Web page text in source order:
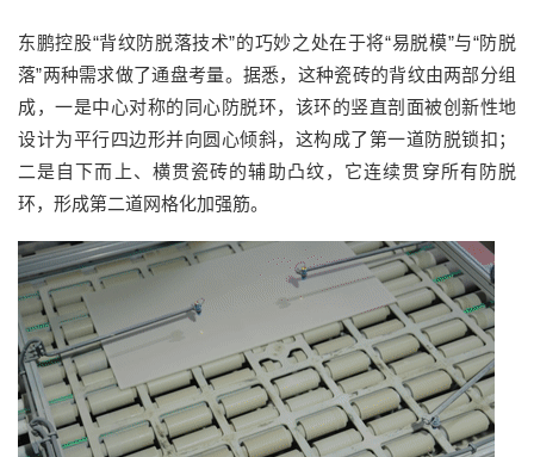
东鹏控股“背纹防脱落技术”的巧妙之处在于将“易脱模”与“防脱
落”两种需求做了通盘考量。 据悉，这种瓷砖的背纹由两部分组
成， 一是中心对称的同心防脱环，该环的竖直剖面被创新性地
设计为平行四边形并向圆心倾斜，这构成了第一道防脱锁扣；
二是自下而上、横贯瓷砖的辅助凸纹，它连续贯穿所有防脱
环，形成第二道网格化加强筋。